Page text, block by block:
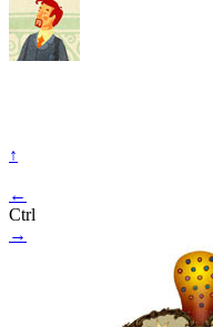
↑
←
Ctrl
→